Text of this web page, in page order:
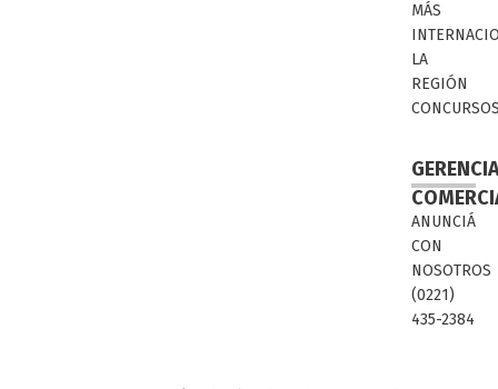
MÁS
LA
REGIÓN
ANUNCIÁ
CON
NOSOTROS
(0221)
435-2384